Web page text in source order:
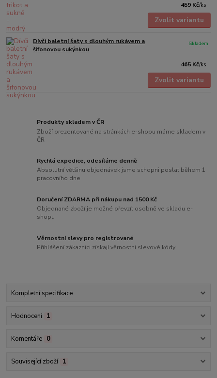
459 Kč/ks
Zvolit variantu
Dívčí baletní šaty s dlouhým rukávem a
šifonovou sukýnkou
465 Kč/ks
Skladem
Zvolit variantu
Produkty skladem v ČR
Zboží prezentované na stránkách e-shopu máme skladem v
ČR
Rychlá expedice, odesíláme denně
Absolutní většinu objednávek jsme schopni poslat během 1
pracovního dne
Doručení ZDARMA při nákupu nad 1500 Kč
Objednané zboží je možné převzít osobně ve skladu e-
shopu
Věrnostní slevy pro registrované
Přihlášení zákazníci získají věrnostní slevové kódy
Kompletní specifikace
Hodnocení 1
Komentáře 0
Související zboží 1